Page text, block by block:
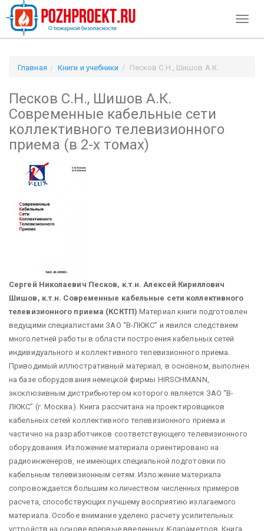
Главная Книги и учебники
Песков С.Н., Шишов А.К.
телевизионного приема (в 2-х томах)
Песков С.Н., Шишов А.К.
Современные кабельные сети
коллективного телевизионного
приема (в 2-х томах)
Сергей Николаевич Песков, к.т.н. Алексей Кириллович
Шишов, к.т.н. Современные кабельные сети коллективного
телевизионного приема (КСКТП) Материал книги подготовлен
ведущими специалистами ЗАО “В-ЛЮКС” и явился следствием
многолетней работы в области построения кабельных сетей
индивидуального и коллективного телевизионного приема.
Приводимый иллюстративный материал, в основном, выполнен
на базе оборудования немецкой фирмы HIRSCHMANN,
эксклюзивным дистрибьютером которого является ЗАО “В-
ЛЮКС” (г. Москва). Книга рассчитана на проектировщиков
кабельных сетей коллективного телевизионного приема и
частично на разработчиков соответствующего телевизионного
оборудования. Изложение материала ориентировано на
радиоинженеров, не имеющих специальной подготовки по
кабельным телевизионным сетям. Изложение материала
сопровождается большим количеством численных примеров
расчета, способствующих лучшему восприятию излагаемого
материала. Особое внимание уделено расчету усилительных
устройств на основе впервые введенных К-параметров. Книга